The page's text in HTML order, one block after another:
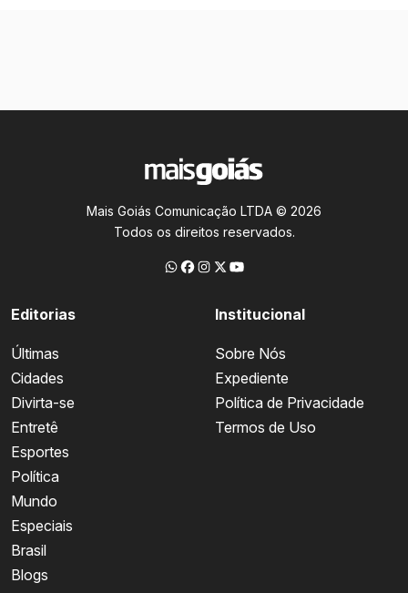
Mais Goiás Comunicação LTDA © 2026
Todos os direitos reservados.
Editorias
Últimas
Cidades
Divirta-se
Entretê
Esportes
Política
Mundo
Especiais
Brasil
Blogs
Institucional
Sobre Nós
Expediente
Política de Privacidade
Termos de Uso